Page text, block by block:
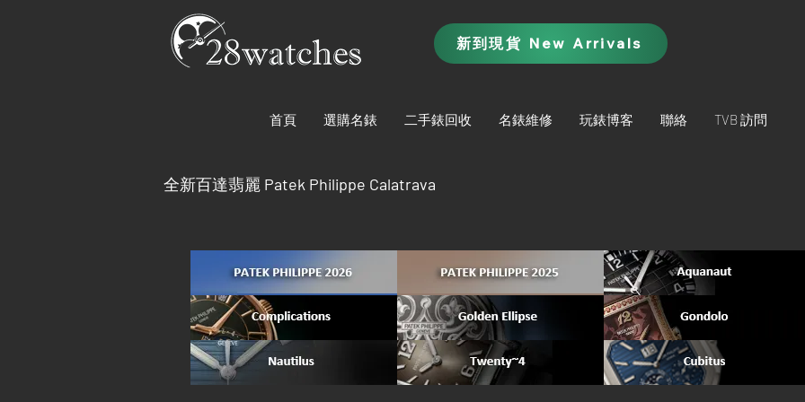
新到現貨 New Arrivals
首頁 選購名錶 二手錶回收 名錶維修 玩錶博客 聯絡 TVB 訪問
全新百達翡麗 Patek Philippe Calatrava